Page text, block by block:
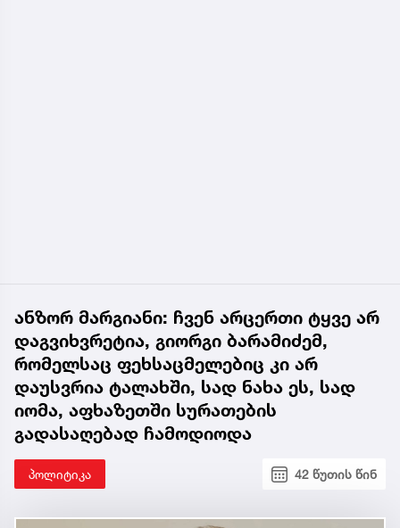
ანზორ მარგიანი: ჩვენ არცერთი ტყვე არ
დაგვიხვრეტია, გიორგი ბარამიძემ,
რომელსაც ფეხსაცმელებიც კი არ
დაუსვრია ტალახში, სად ნახა ეს, სად
იომა, აფხაზეთში სურათების
გადასაღებად ჩამოდიოდა
პოლიტიკა 42 წუთის წინ